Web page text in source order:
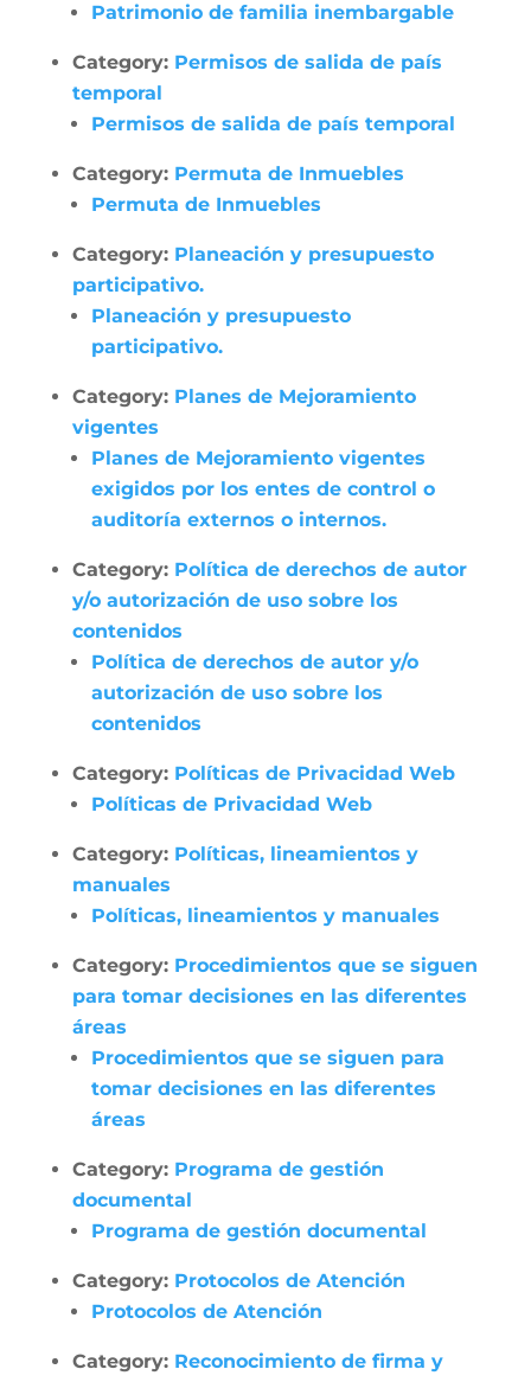
Patrimonio de familia inembargable
Category: Permisos de salida de país
temporal
Permisos de salida de país temporal
Category: Permuta de Inmuebles
Permuta de Inmuebles
Category: Planeación y presupuesto
participativo.
Planeación y presupuesto
participativo.
Category: Planes de Mejoramiento
vigentes
Planes de Mejoramiento vigentes
exigidos por los entes de control o
auditoría externos o internos.
Category: Política de derechos de autor
y/o autorización de uso sobre los
contenidos
Política de derechos de autor y/o
autorización de uso sobre los
contenidos
Category: Políticas de Privacidad Web
Políticas de Privacidad Web
Category: Políticas, lineamientos y
manuales
Políticas, lineamientos y manuales
Category: Procedimientos que se siguen
para tomar decisiones en las diferentes
áreas
Procedimientos que se siguen para
tomar decisiones en las diferentes
áreas
Category: Programa de gestión
documental
Programa de gestión documental
Category: Protocolos de Atención
Protocolos de Atención
Category: Reconocimiento de firma y